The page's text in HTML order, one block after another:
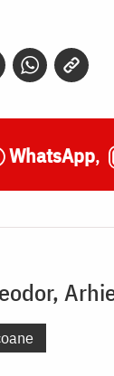
WhatsApp,